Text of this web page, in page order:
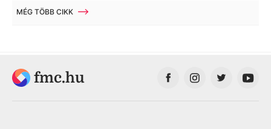
MÉG TÖBB CIKK
fmc.hu